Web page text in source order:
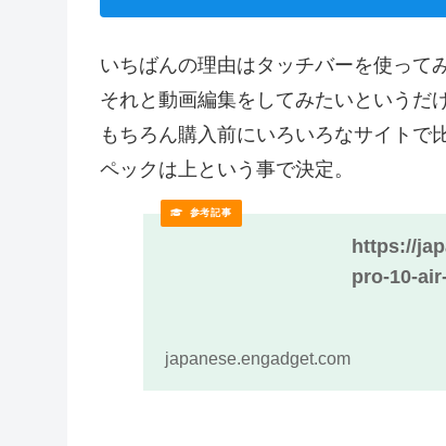
いちばんの理由はタッチバーを使って
それと動画編集をしてみたいというだ
もちろん購入前にいろいろなサイトで
ペックは上という事で決定。
https://
pro-10-
japanese.engadget.com